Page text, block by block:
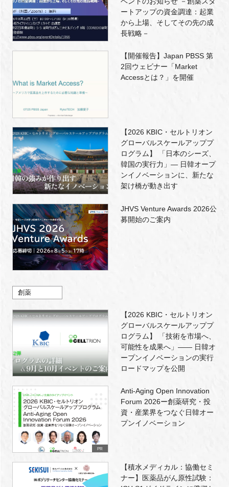
ートアップの資金調達：起業
から上場、そしてその先の成
長戦略－
【開催報告】Japan PBSS 第
2回ウェビナー「Market
Accessとは？」を開催
【2026 KBIC・セルトリオン
グローバルスケールアッププ
ログラム】 「日本のシーズ、
韓国の実行力」― 日韓オープ
ンイノベーションに、新たな
架け橋が動き出す
JHVS Venture Awards 2026公
募開始のご案内
創薬
【2026 KBIC・セルトリオン
グローバルスケールアッププ
ログラム】 「技術を市場へ、
可能性を成果へ」―― 日韓オ
ープンイノベーションの実行
ロードマップを公開
PR
Anti-Aging Open Innovation
Forum 2026ー創薬研究・投
資・産業界をつなぐ日韓オー
プンイノベーション
【積水メディカル：協働セミ
ナー】医薬品がん原性試験：